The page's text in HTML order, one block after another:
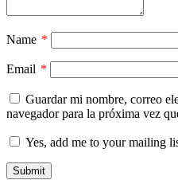
Name *
Email *
Guardar mi nombre, correo
navegador para la próxima vez
Yes, add me to your mailing